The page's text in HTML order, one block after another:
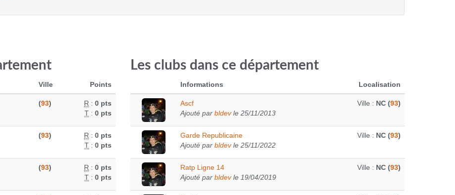
Ville Points
(93) R : 0 pts
T : 0 pts
(93) R : 0 pts
T : 0 pts
(93) R : 0 pts
T : 0 pts
Les clubs dans ce département
Informations Localisation
Ascf
Ajouté par bldevle 25/11/2013
Ville : NC (93)
Garde Republicaine
Ajouté par bldevle 25/11/2022
Ville : NC (93)
Ratp Ligne 14
Ajouté par bldevle 19/04/2019
Ville : NC (93)